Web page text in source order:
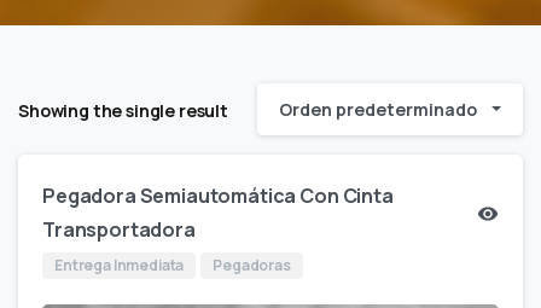
Showing the single result Orden predeterminado
Pegadora Semiautomática Con Cinta
Transportadora
Entrega Inmediata Pegadoras